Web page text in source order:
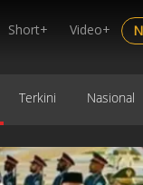
Short+ Video+
Terkini Nasional